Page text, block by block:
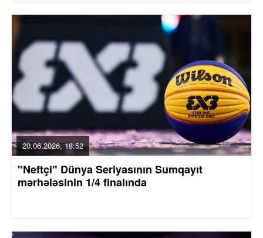
20.06.2026, 18:52
"Neftçi" Dünya Seriyasının Sumqayıt
mərhələsinin 1/4 finalında